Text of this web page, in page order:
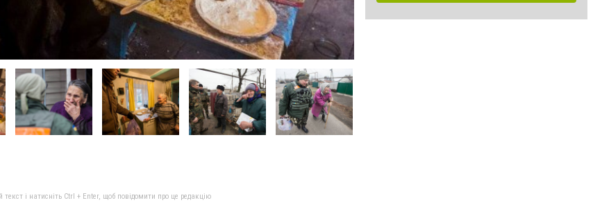
і натисніть Ctrl + Enter, щоб повідомити про це редакцію